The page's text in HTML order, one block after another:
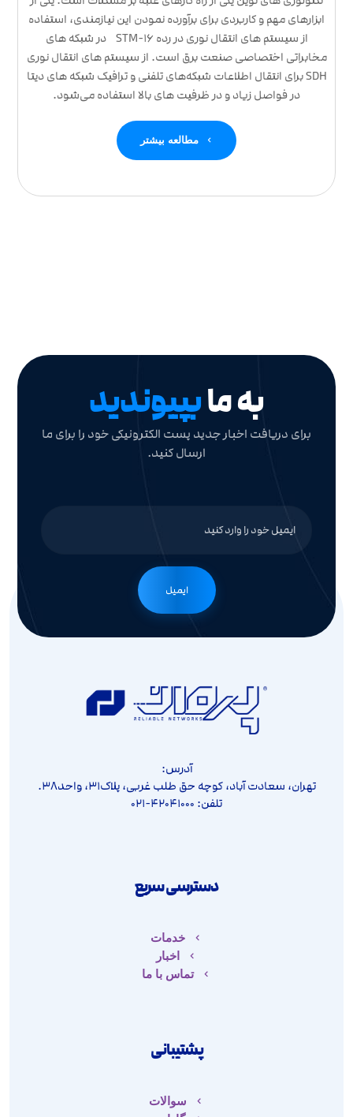
ابزارهای مهم و کاربردی برای برآورده نمودن این نیازمندی، استفاده
از سیستم های انتقال نوری در رده STM-۱۶ در شبکه های
مخابراتی اختصاصی صنعت برق است. از سیستم های انتقال نوری
SDH برای انتقال اطلاعات شبکه‌های تلفنی و ترافیک شبکه های دیتا
در فواصل زیاد و در ظرفیت های بالا استفاده می‌شود.
مطالعه بیشتر
به مابپیوندید
برای دریافت اخبار جدید پست الکترونیکی خود را برای ما
ارسال کنید.
ایمیل
آدرس:
تهران، سعادت آباد، کوچه حق طلب غربی، پلاک۳۱، واحد۳۸.
تلفن: ۴۲۰۴۱۰۰۰-۰۲۱
دسترسی سریع
خدمات
اخبار
تماس با ما
پشتیبانی
سوالات